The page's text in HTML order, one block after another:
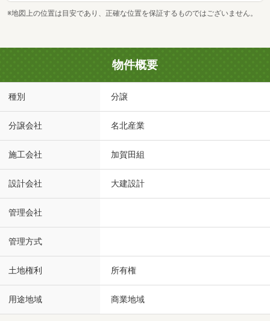
※地図上の位置は目安であり、正確な位置を保証するものではございません。
物件概要
種別 分譲
分譲会社 名北産業
施工会社 加賀田組
設計会社 大建設計
管理会社
管理方式
土地権利 所有権
用途地域 商業地域